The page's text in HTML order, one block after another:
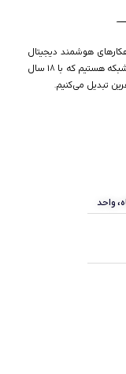
پیشرو در ارائه راهکارهای هوشمند دیجیتال
است. ما تیمی از نخبگان برنامه‌نویسی، اتوماسیون و شبکه هستیم که با ۱۸ سال
تبدیل می‌کنیم.
واحد